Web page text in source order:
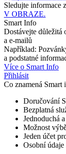
Sledujte informace
V OBRAZE.
Smart Info
Dostávejte důležitá
a e-mailů
Například:
a podstatné
Více o Smart Info
Přihlásit
Co znamená Smart
Doručování
Bezplatná
Jednoduchá
Možnost
Jeden účet
Osobní údaje